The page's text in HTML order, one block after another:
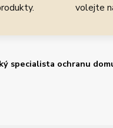
volejte
specialista ochranu